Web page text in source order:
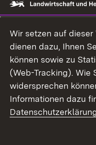
Wir setzen auf dieser
dienen dazu, Ihnen
können sowie zu
(Web-Tracking). Wie
widersprechen
Informationen dazu